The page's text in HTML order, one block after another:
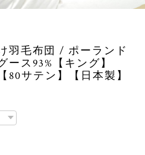
羽毛布団 / ポーランド
ース93%【キング】
80サテン】【日本製】